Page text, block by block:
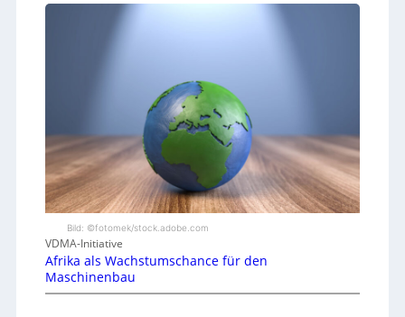
Bild: ©fotomek/stock.adobe.com
VDMA-Initiative
Afrika als Wachstumschance für den
Maschinenbau